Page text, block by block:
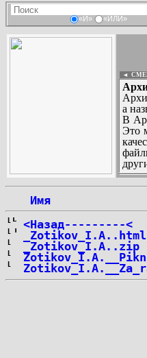
«И» «ИЛИ»
◄
а
В
Это
Имя
<Назад---------<
_Zotikov_I.A..html
_Zotikov_I.A..zip